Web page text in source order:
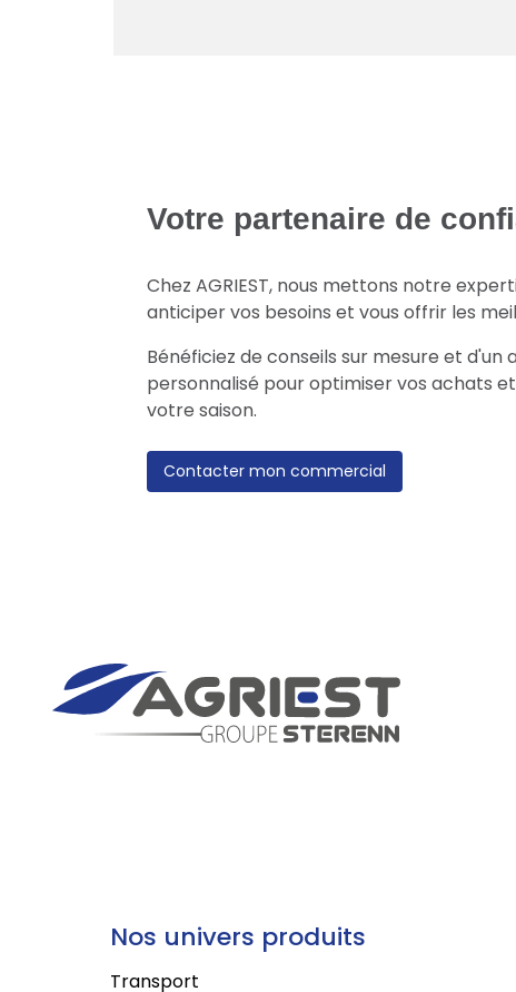
Votre partenaire de
Chez AGRIEST, nous mettons notre
anticiper vos besoins et vous offrir les
Bénéficiez de conseils sur mesure et
personnalisé pour optimiser vos achats
votre saison.
Contacter mon commercial
Nos univers produits
Transport